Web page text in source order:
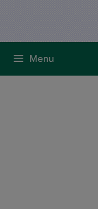
content
Menu